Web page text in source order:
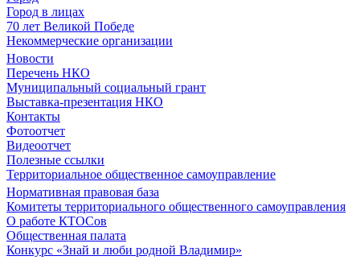
Город в лицах
70 лет Великой Победе
Некоммерческие организации
Новости
Перечень НКО
Муниципальный социальный грант
Выставка-презентация НКО
Контакты
Фотоотчет
Видеоотчет
Полезные ссылки
Территориальное общественное самоуправление
Нормативная правовая база
Комитеты территориального общественного самоуправления
О работе КТОСов
Общественная палата
Конкурс «Знай и люби родной Владимир»